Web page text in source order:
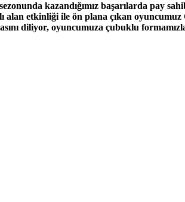
kazandığımız başarılarda pay
etkinliği ile ön plana çıkan oyuncumuz
diliyor, oyuncumuza çubuklu